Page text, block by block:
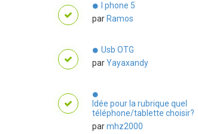
I phone 5
par Ramos
Usb OTG
parYayaxandy
Idée pour la rubrique quel
téléphone/tablette choisir?
parmhz2000